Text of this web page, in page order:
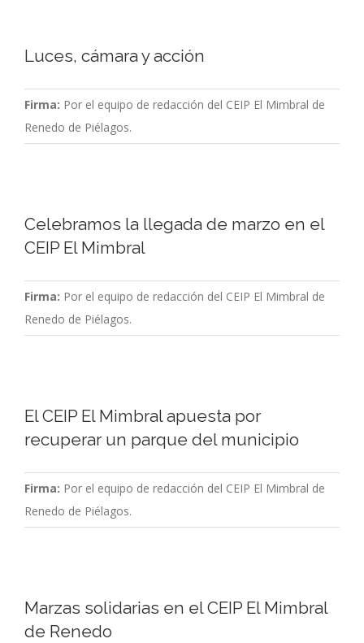
Luces, cámara y acción
Firma: Por el equipo de redacción del CEIP El Mimbral de
Renedo de Piélagos.
Celebramos la llegada de marzo en el
CEIP El Mimbral
Firma: Por el equipo de redacción del CEIP El Mimbral de
Renedo de Piélagos.
El CEIP El Mimbral apuesta por
recuperar un parque del municipio
Firma: Por el equipo de redacción del CEIP El Mimbral de
Renedo de Piélagos.
Marzas solidarias en el CEIP El Mimbral
de Renedo